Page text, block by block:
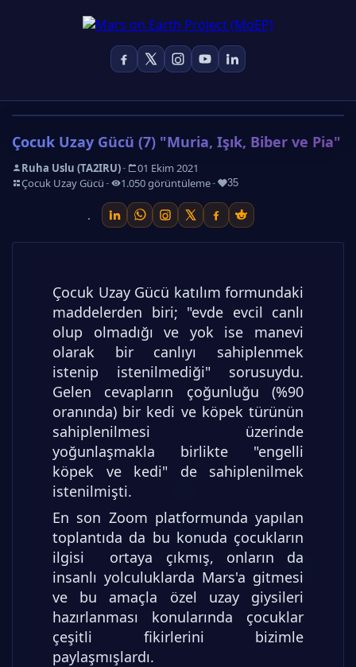
Çocuk Uzay Gücü (7) "Muria, Işık, Biber ve Pia"
Ruha Uslu (TA2IRU)- 01 Ekim 2021
- Çocuk Uzay Gücü- 1.050 görüntüleme- 35
Çocuk Uzay Gücü katılım formundaki
maddelerden biri; "evde evcil canlı
olup olmadığı ve yok ise manevi
olarak bir canlıyı sahiplenmek
istenip istenilmediği" sorusuydu.
Gelen cevapların çoğunluğu (%90
oranında) bir kedi ve köpek türünün
sahiplenilmesi üzerinde
yoğunlaşmakla birlikte "engelli
köpek ve kedi" de sahiplenilmek
istenilmişti.
En son Zoom platformunda yapılan
toplantıda da bu konuda çocukların
ilgisi ortaya çıkmış, onların da
insanlı yolculuklarda Mars'a gitmesi
ve bu amaçla özel uzay giysileri
hazırlanması konularında çocuklar
çeşitli fikirlerini bizimle
paylaşmışlardı.